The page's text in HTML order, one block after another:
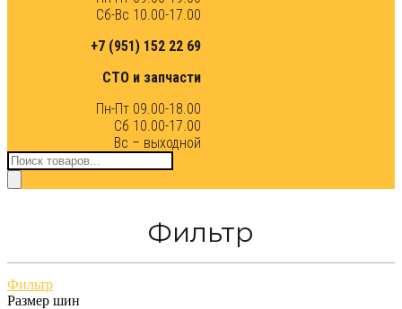
Сб-Вс 10.00-17.00
+7 (951) 152 22 69
СТО и запчасти
Пн-Пт 09.00-18.00
Сб 10.00-17.00
Вс – выходной
Поиск
товаров
Фильтр
Фильтр
Размер шин